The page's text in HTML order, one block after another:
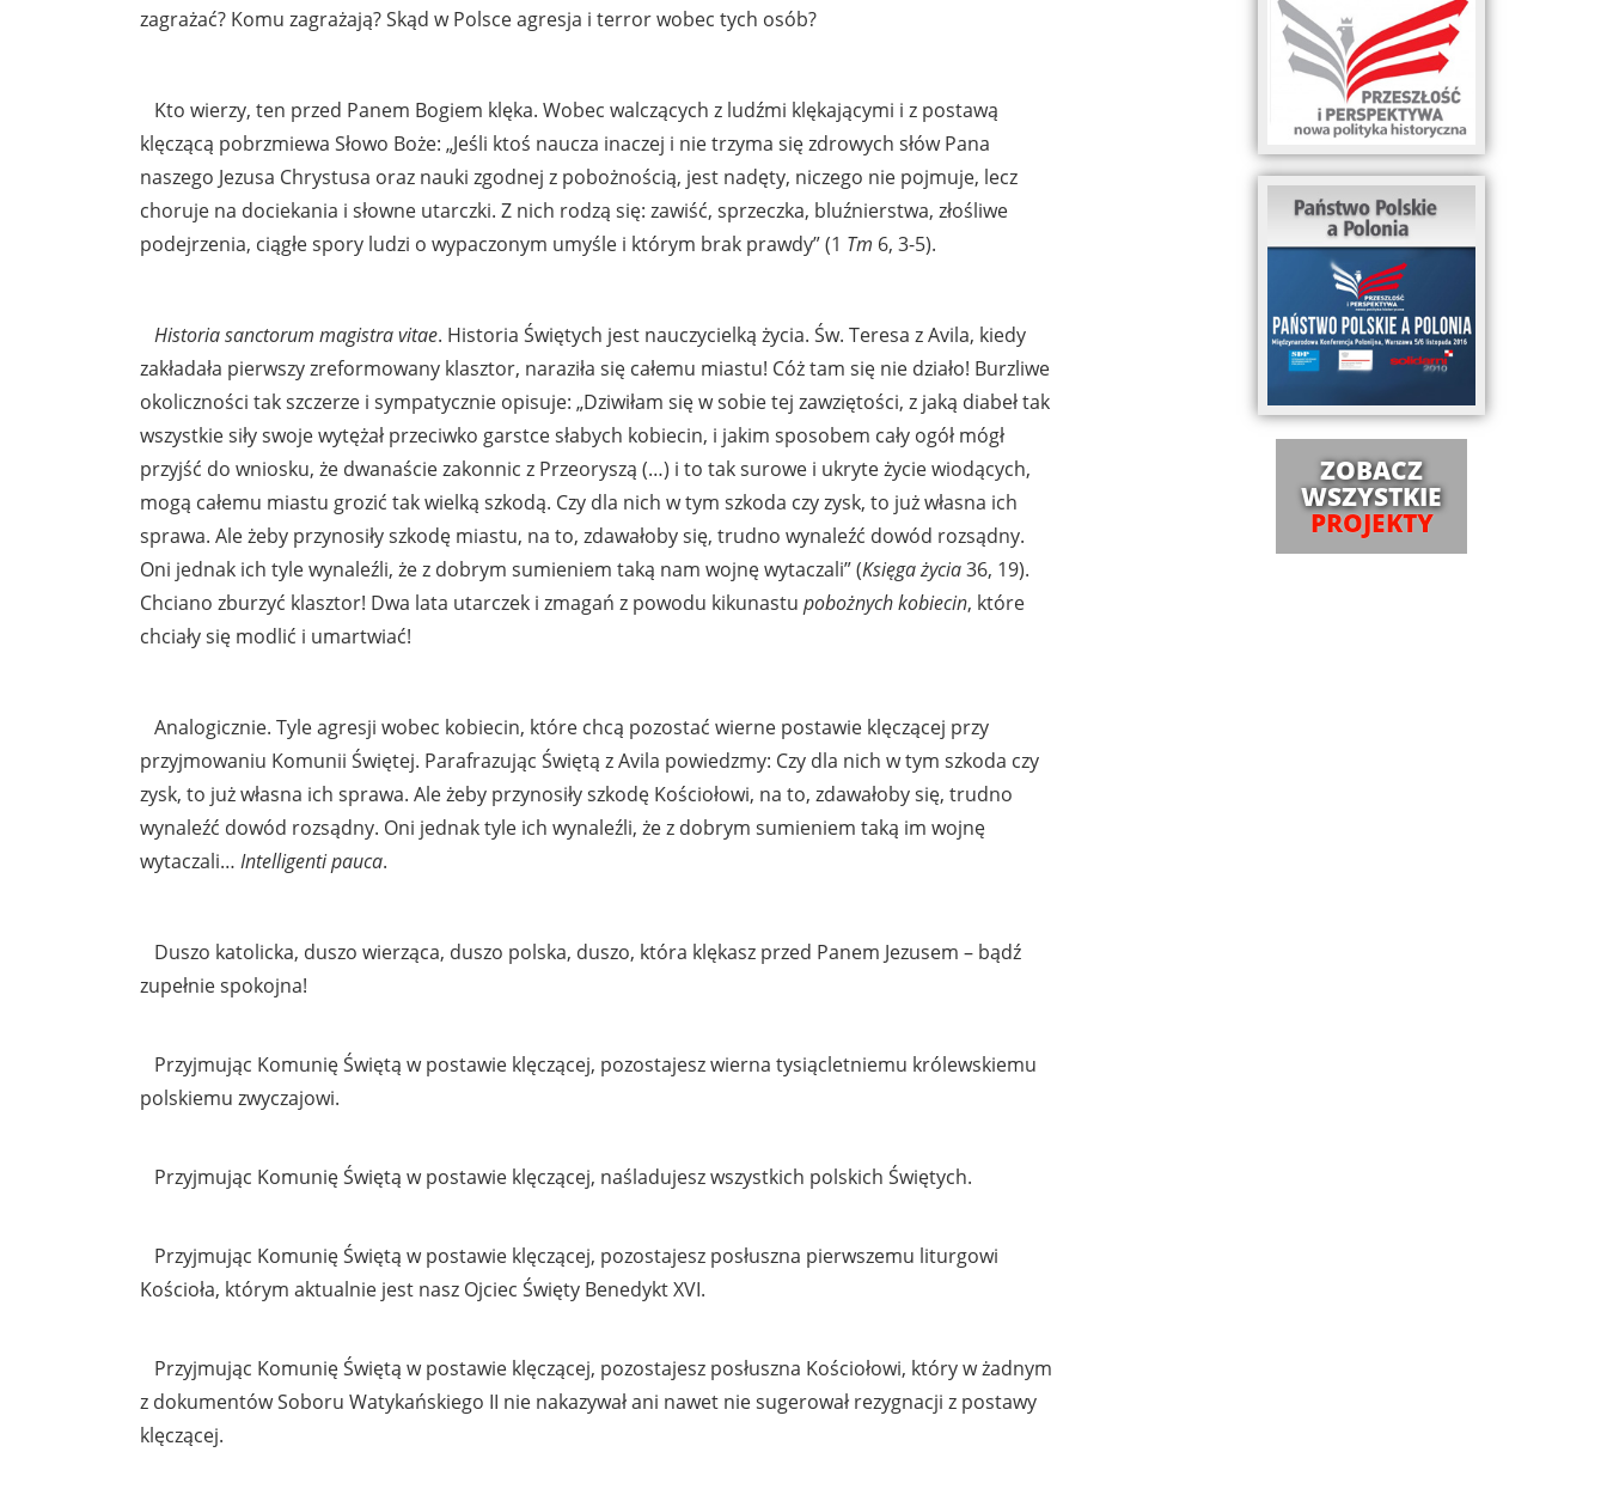
zagrażać? Komu zagrażają? Skąd w Polsce agresja i terror wobec tych osób?
Kto wierzy, ten przed Panem Bogiem klęka. Wobec walczących z ludźmi klękającymi i z postawą
klęczącą pobrzmiewa Słowo Boże: „Jeśli ktoś naucza inaczej i nie trzyma się zdrowych słów Pana
naszego Jezusa Chrystusa oraz nauki zgodnej z pobożnością, jest nadęty, niczego nie pojmuje, lecz
choruje na dociekania i słowne utarczki. Z nich rodzą się: zawiść, sprzeczka, bluźnierstwa, złośliwe
podejrzenia, ciągłe spory ludzi o wypaczonym umyśle i którym brak prawdy” (1 Tm 6, 3-5).
Historia sanctorum magistra vitae. Historia Świętych jest nauczycielką życia. Św. Teresa z Avila, kiedy
zakładała pierwszy zreformowany klasztor, naraziła się całemu miastu! Cóż tam się nie działo! Burzliwe
okoliczności tak szczerze i sympatycznie opisuje: „Dziwiłam się w sobie tej zawziętości, z jaką diabeł tak
wszystkie siły swoje wytężał przeciwko garstce słabych kobiecin, i jakim sposobem cały ogół mógł
przyjść do wniosku, że dwanaście zakonnic z Przeoryszą (…) i to tak surowe i ukryte życie wiodących,
mogą całemu miastu grozić tak wielką szkodą. Czy dla nich w tym szkoda czy zysk, to już własna ich
sprawa. Ale żeby przynosiły szkodę miastu, na to, zdawałoby się, trudno wynaleźć dowód rozsądny.
Oni jednak ich tyle wynaleźli, że z dobrym sumieniem taką nam wojnę wytaczali” (Księga życia36, 19).
Chciano zburzyć klasztor! Dwa lata utarczek i zmagań z powodu kikunastu pobożnych kobiecin, które
chciały się modlić i umartwiać!
Analogicznie. Tyle agresji wobec kobiecin, które chcą pozostać wierne postawie klęczącej przy
przyjmowaniu Komunii Świętej. Parafrazując Świętą z Avila powiedzmy: Czy dla nich w tym szkoda czy
zysk, to już własna ich sprawa. Ale żeby przynosiły szkodę Kościołowi, na to, zdawałoby się, trudno
wynaleźć dowód rozsądny. Oni jednak tyle ich wynaleźli, że z dobrym sumieniem taką im wojnę
wytaczali… Intelligenti pauca.
Duszo katolicka, duszo wierząca, duszo polska, duszo, która klękasz przed Panem Jezusem – bądź
zupełnie spokojna!
Przyjmując Komunię Świętą w postawie klęczącej, pozostajesz wierna tysiącletniemu królewskiemu
polskiemu zwyczajowi.
Przyjmując Komunię Świętą w postawie klęczącej, naśladujesz wszystkich polskich Świętych.
Przyjmując Komunię Świętą w postawie klęczącej, pozostajesz posłuszna pierwszemu liturgowi
Kościoła, którym aktualnie jest nasz Ojciec Święty Benedykt XVI.
Przyjmując Komunię Świętą w postawie klęczącej, pozostajesz posłuszna Kościołowi, który w żadnym
z dokumentów Soboru Watykańskiego II nie nakazywał ani nawet nie sugerował rezygnacji z postawy
klęczącej.
ZOBACZ
WSZYSTKIE
PROJEKTY